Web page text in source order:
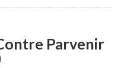
Parvenir